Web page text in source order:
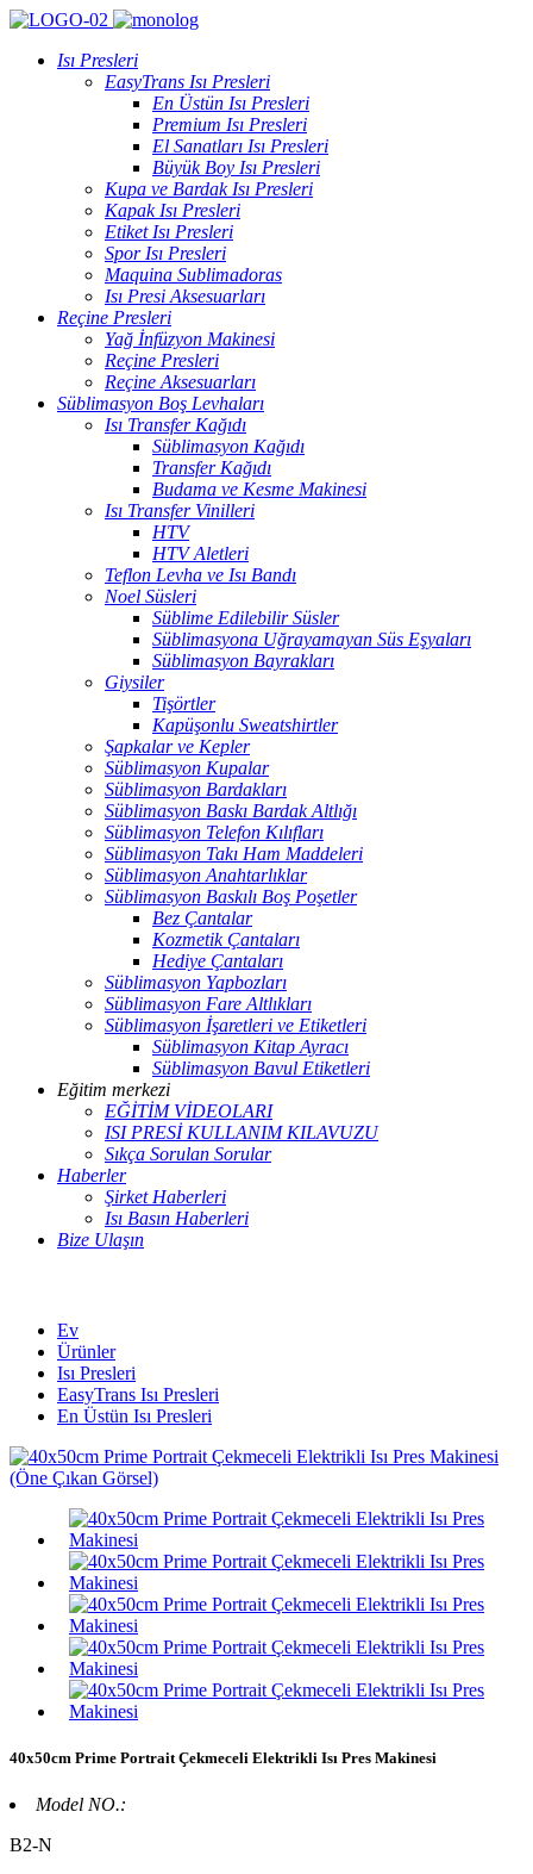
Isı Presleri
EasyTrans Isı Presleri
En Üstün Isı Presleri
Premium Isı Presleri
El Sanatları Isı Presleri
Büyük Boy Isı Presleri
Kupa ve Bardak Isı Presleri
Kapak Isı Presleri
Etiket Isı Presleri
Spor Isı Presleri
Maquina Sublimadoras
Isı Presi Aksesuarları
Reçine Presleri
Yağ İnfüzyon Makinesi
Reçine Presleri
Reçine Aksesuarları
Süblimasyon Boş Levhaları
Isı Transfer Kağıdı
Süblimasyon Kağıdı
Transfer Kağıdı
Budama ve Kesme Makinesi
Isı Transfer Vinilleri
HTV
HTV Aletleri
Teflon Levha ve Isı Bandı
Noel Süsleri
Süblime Edilebilir Süsler
Süblimasyona Uğrayamayan Süs Eşyaları
Süblimasyon Bayrakları
Giysiler
Tişörtler
Kapüşonlu Sweatshirtler
Şapkalar ve Kepler
Süblimasyon Kupalar
Süblimasyon Bardakları
Süblimasyon Baskı Bardak Altlığı
Süblimasyon Telefon Kılıfları
Süblimasyon Takı Ham Maddeleri
Süblimasyon Anahtarlıklar
Süblimasyon Baskılı Boş Poşetler
Bez Çantalar
Kozmetik Çantaları
Hediye Çantaları
Süblimasyon Yapbozları
Süblimasyon Fare Altlıkları
Süblimasyon İşaretleri ve Etiketleri
Süblimasyon Kitap Ayracı
Süblimasyon Bavul Etiketleri
Eğitim merkezi
EĞİTİM VİDEOLARI
ISI PRESİ KULLANIM KILAVUZU
Sıkça Sorulan Sorular
Haberler
Şirket Haberleri
Isı Basın Haberleri
Bize Ulaşın
Ev
Ürünler
Isı Presleri
EasyTrans Isı Presleri
En Üstün Isı Presleri
40x50cm Prime Portrait Çekmeceli Elektrikli Isı Pres Makinesi
Model NO.:
B2-N